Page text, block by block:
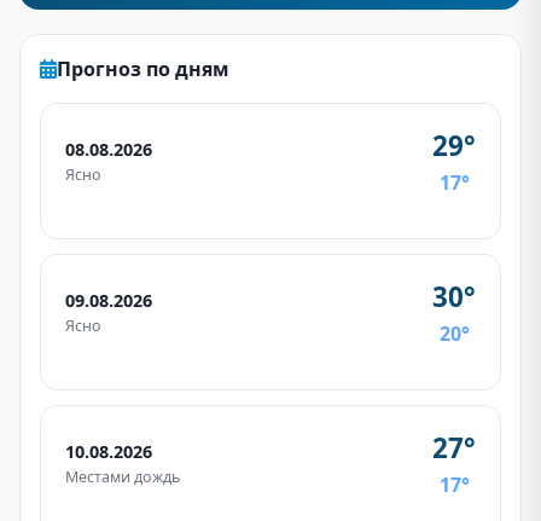
Прогноз по дням
08.08.2026
Ясно
29°
17°
09.08.2026
Ясно
30°
20°
10.08.2026
Местами дождь
27°
17°